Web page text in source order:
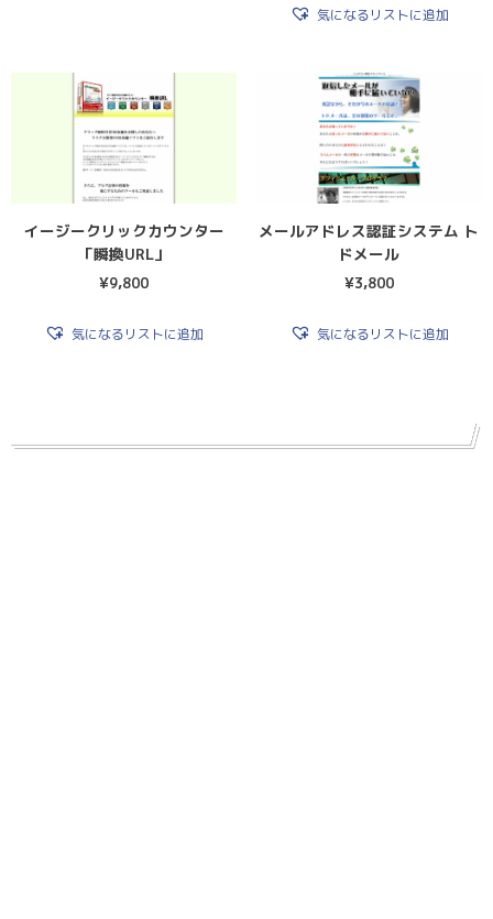
気になるリストに追加
イージークリックカウンター
「瞬換URL」
¥9,800
気になるリストに追加
メールアドレス認証システム ト
ドメール
¥3,800
気になるリストに追加